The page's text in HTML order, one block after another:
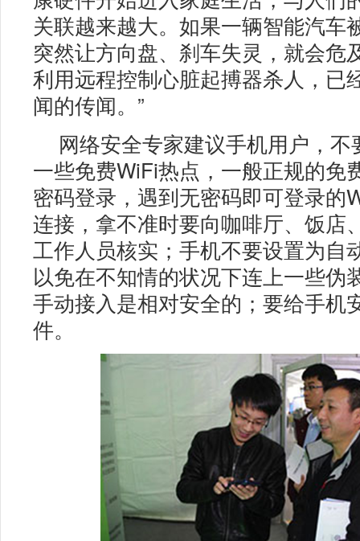
关联越来越大。如果一辆智能汽车
突然让方向盘、刹车失灵，就会危
利用远程控制心脏起搏器杀人，已
闻的传闻。”
网络安全专家建议手机用户，不
一些免费WiFi热点，一般正规的免
密码登录，遇到无密码即可登录的
连接，拿不准时要向咖啡厅、饭店
工作人员核实；手机不要设置为自
以免在不知情的状况下连上一些伪
手动接入是相对安全的；要给手机
件。